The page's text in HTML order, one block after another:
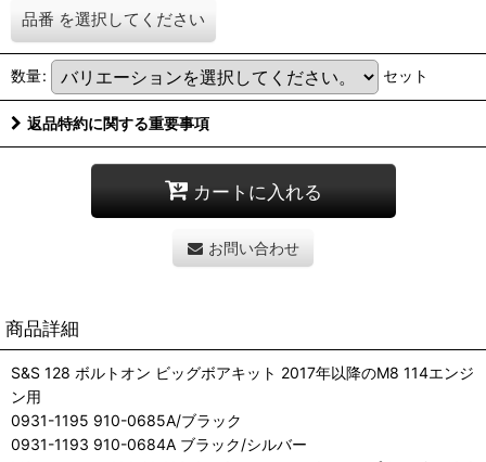
品番 を選択してください
数量: セット
返品特約に関する重要事項
カートに入れる
お問い合わせ
商品詳細
S&S 128 ボルトオン ビッグボアキット 2017年以降のM8 114エンジ
ン用
0931-1195 910-0685A/ブラック
0931-1193 910-0684A ブラック/シルバー